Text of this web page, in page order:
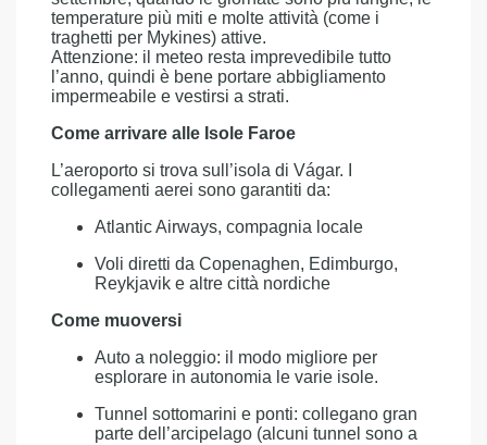
temperature più miti e molte attività (come i
traghetti per Mykines) attive.
Attenzione: il meteo resta imprevedibile tutto
l’anno, quindi è bene portare abbigliamento
impermeabile e vestirsi a strati.
Come arrivare alle Isole Faroe
L’aeroporto si trova sull’isola di Vágar. I
collegamenti aerei sono garantiti da:
Atlantic Airways, compagnia locale
Voli diretti da Copenaghen, Edimburgo,
Reykjavik e altre città nordiche
Come muoversi
Auto a noleggio: il modo migliore per
esplorare in autonomia le varie isole.
Tunnel sottomarini e ponti: collegano gran
parte dell’arcipelago (alcuni tunnel sono a